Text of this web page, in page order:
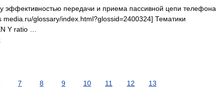
передачи и приема пассивной цепи телефона
glossary/index.html?glossid=2400324] Тематики
Y ratio …
7 8 9 10 11 12 13